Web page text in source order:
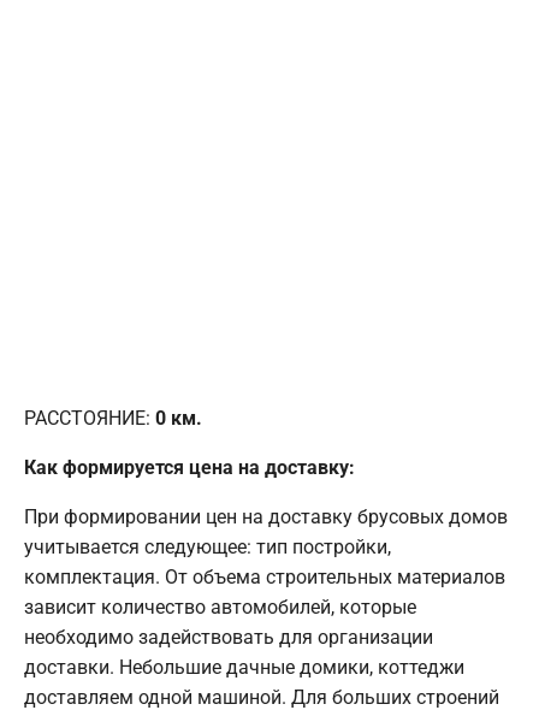
РАССТОЯНИЕ: 0 км.
Как формируется цена на доставку:
При формировании цен на доставку брусовых домов
учитывается следующее: тип постройки,
комплектация. От объема строительных материалов
зависит количество автомобилей, которые
необходимо задействовать для организации
доставки. Небольшие дачные домики, коттеджи
доставляем одной машиной. Для больших строений